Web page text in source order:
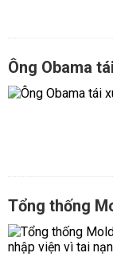
Ông Obama
Tổng thống